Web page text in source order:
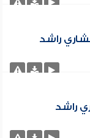
راشد
راشد